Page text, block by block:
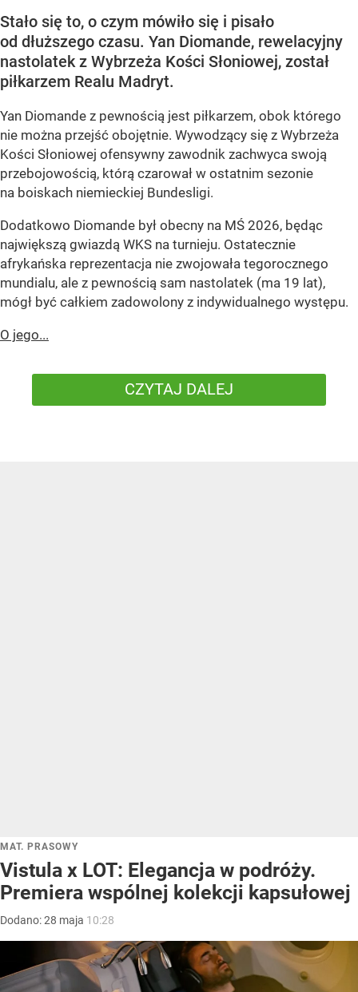
Stało się to, o czym mówiło się i pisało
od dłuższego czasu. Yan Diomande, rewelacyjny
nastolatek z Wybrzeża Kości Słoniowej, został
piłkarzem Realu Madryt.
Yan Diomande z pewnością jest piłkarzem, obok którego
nie można przejść obojętnie. Wywodzący się z Wybrzeża
Kości Słoniowej ofensywny zawodnik zachwyca swoją
przebojowością, którą czarował w ostatnim sezonie
na boiskach niemieckiej Bundesligi.
Dodatkowo Diomande był obecny na MŚ 2026, będąc
największą gwiazdą WKS na turnieju. Ostatecznie
afrykańska reprezentacja nie zwojowała tegorocznego
mundialu, ale z pewnością sam nastolatek (ma 19 lat),
mógł być całkiem zadowolony z indywidualnego występu.
O jego...
CZYTAJ DALEJ
MAT. PRASOWY
Vistula x LOT: Elegancja w podróży.
Premiera wspólnej kolekcji kapsułowej
Dodano:28 maja 10:28